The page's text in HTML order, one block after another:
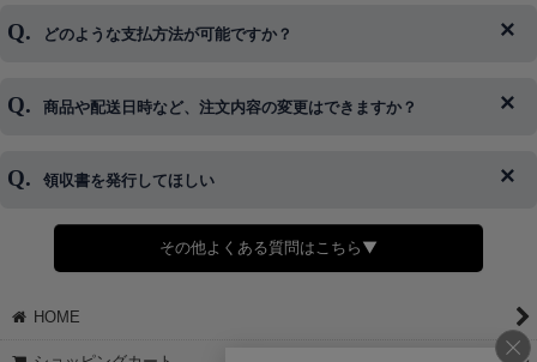
◆即日発送を行なっている関係上、午後以降のご連絡やキャンセル
※発送後、発送準備が完了しお手続きが間に合わない場合は変更、
どのような支払方法が可能ですか？
◆代金引換・クレジットカード・携帯キャリア決済・おねだり決
商品や配送日時など、注文内容の変更はできますか？
◆商品発送前の変更は承っております。
さい。
領収書を発行してほしい
◆領収書はご希望頂いた場合のみ発行しております。
【これからご注文する場合】
STEP2「お届け先・お支払い」ページにて備考欄に下記の記載をお
願いします。
その他よくある質問はこちら▼
HOME